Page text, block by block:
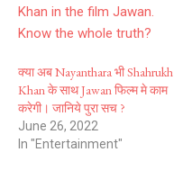
क्या अब Nayanthara भी Shahrukh
Khan के साथ Jawan फिल्म मे काम
करेगी। जानिये पुरा सच ?
June 26, 2022
In "Entertainment"